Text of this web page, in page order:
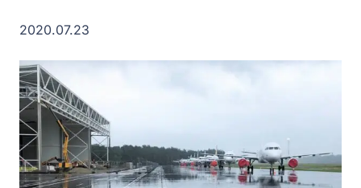
2020.07.23